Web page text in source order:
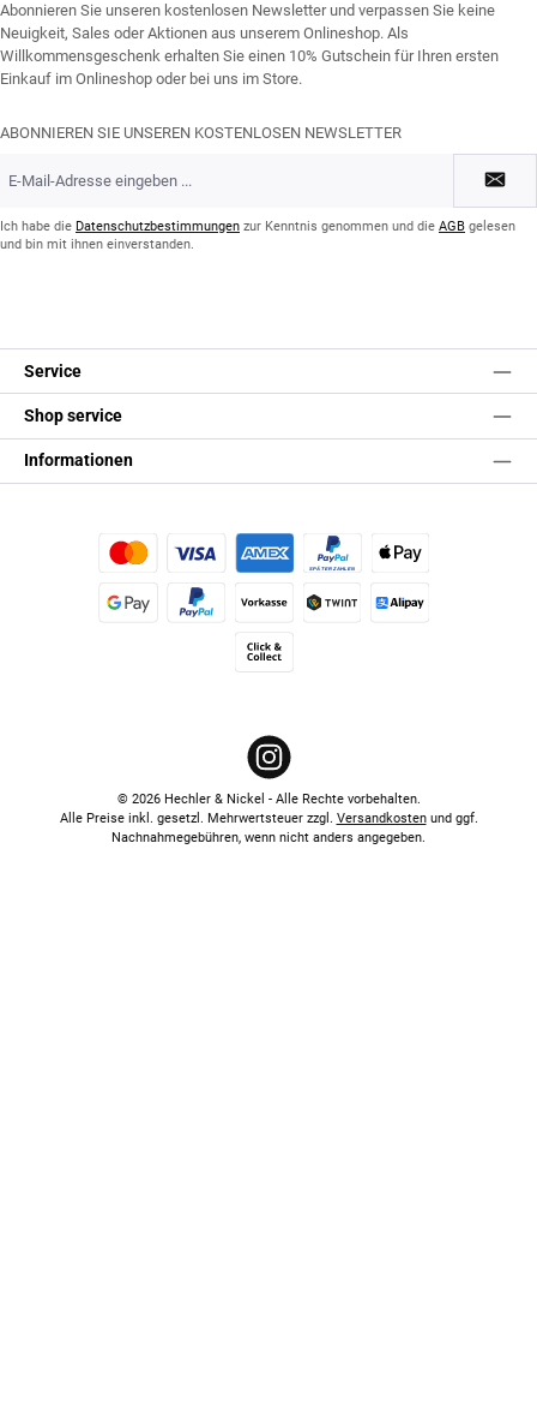
Abonnieren Sie unseren kostenlosen Newsletter und verpassen Sie keine
Neuigkeit, Sales oder Aktionen aus unserem Onlineshop. Als
Willkommensgeschenk erhalten Sie einen 10% Gutschein für Ihren ersten
Einkauf im Onlineshop oder bei uns im Store.
ABONNIEREN SIE UNSEREN KOSTENLOSEN NEWSLETTER
Mail-
*Ich habe die Datenschutzbestimmungen zur Kenntnis genommen und die AGB gelesen
und bin mit ihnen einverstanden.
Service
Shop service
Informationen
Kredit- oder Debitkarte Später BezahlenApple Pay
Vorkasse
Instagram
© 2026 Hechler & Nickel - Alle Rechte vorbehalten.
Alle Preise inkl. gesetzl. Mehrwertsteuer zzgl. Versandkostenund ggf.
Nachnahmegebühren, wenn nicht anders angegeben.